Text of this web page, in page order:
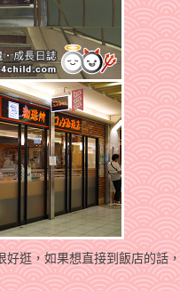
逛，如果想直接到飯店的話